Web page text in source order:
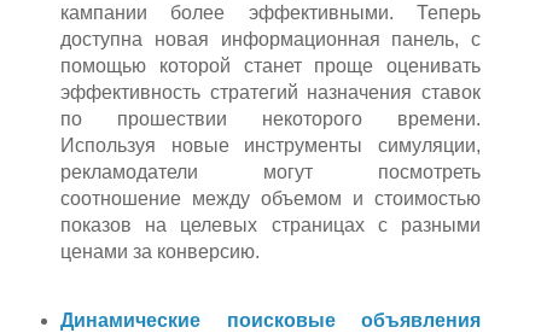
кампании более эффективными. Теперь
доступна новая информационная панель, с
помощью которой станет проще оценивать
эффективность стратегий назначения ставок
по прошествии некоторого времени.
Используя новые инструменты симуляции,
рекламодатели могут посмотреть
соотношение между объемом и стоимостью
показов на целевых страницах с разными
ценами за конверсию.
Динамические поисковые объявления